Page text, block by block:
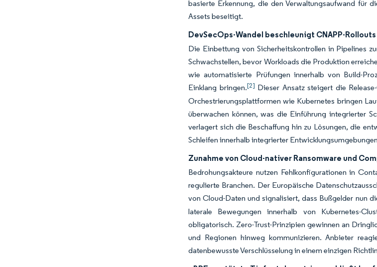
basierte Erkennung, die den Verwaltungsaufwand für
Assets beseitigt.
DevSecOps-Wandel beschleunigt CNAPP-Rollouts
Die Einbettung von Sicherheitskontrollen in Pipelines
Schwachstellen, bevor Workloads die Produktion
wie automatisierte Prüfungen innerhalb von Build-
Einklang bringen.[2] Dieser Ansatz steigert die
Orchestrierungsplattformen wie Kubernetes bringen
überwachen können, was die Einführung integrierter
verlagert sich die Beschaffung hin zu Lösungen, die
Schleifen innerhalb integrierter
Zunahme von Cloud-nativer Ransomware und
Bedrohungsakteure nutzen Fehlkonfigurationen in
regulierte Branchen. Der Europäische
von Cloud-Daten und signalisiert, dass Bußgelder nun
laterale Bewegungen innerhalb von Kubernetes-
obligatorisch. Zero-Trust-Prinzipien gewinnen an
und Regionen hinweg kommunizieren. Anbieter
datenbewusste Verschlüsselung in einem einzigen